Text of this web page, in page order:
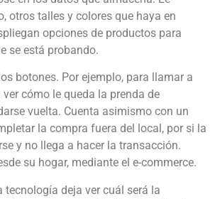
otros talles y colores que haya en
opciones de productos para
se está probando.
botones. Por ejemplo, para llamar a
cómo le queda la prenda de
vuelta. Cuenta asimismo con un
la compra fuera del local, por si la
y no llega a hacer la transacción.
su hogar, mediante el e-commerce.
tecnología deja ver cuál será la